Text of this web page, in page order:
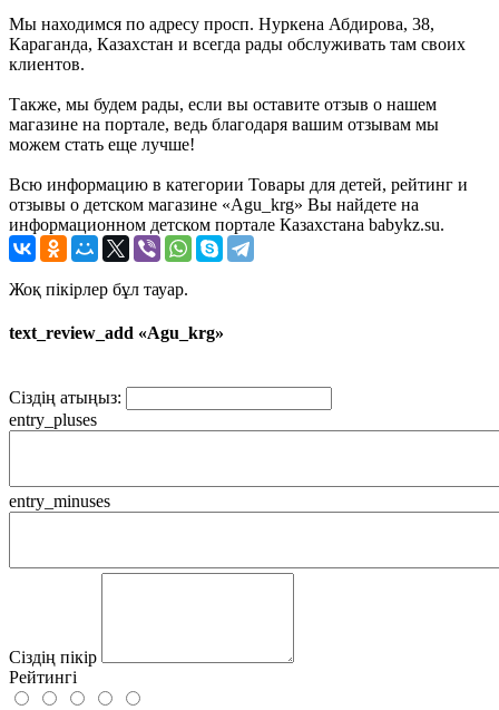
Мы находимся по адресу просп. Нуркена Абдирова, 38,
Караганда, Казахстан и всегда рады обслуживать там своих
клиентов.
Также, мы будем рады, если вы оставите отзыв о нашем
магазине на портале, ведь благодаря вашим отзывам мы
можем стать еще лучше!
Всю информацию в категории Товары для детей, рейтинг и
отзывы о детском магазине «Agu_krg» Вы найдете на
информационном детском портале Казахстана babykz.su.
Жоқ пікірлер бұл тауар.
text_review_add «Agu_krg»
Сіздің атыңыз:
entry_pluses
entry_minuses
Сіздің пікір
Рейтингі